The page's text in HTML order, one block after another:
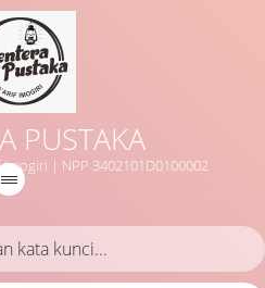
PUSTAKA
| NPP 3402101D0100002